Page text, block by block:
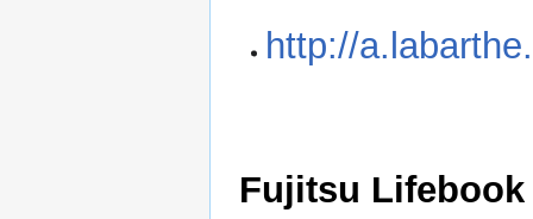
http://
Fujitsu Lifebook